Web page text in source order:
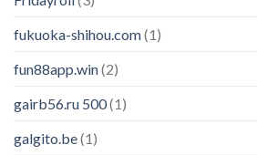
fukuoka-shihou.com(1)
fun88app.win(2)
gairb56.ru 500(1)
galgito.be(1)